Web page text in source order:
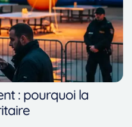
: pourquoi la